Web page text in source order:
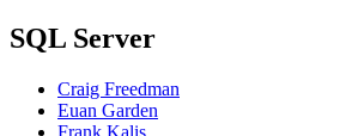
SQL Server
Craig Freedman
Euan Garden